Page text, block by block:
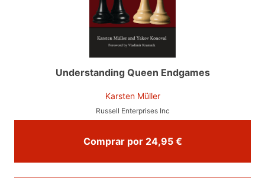
Understanding Queen Endgames
Karsten Müller
Russell Enterprises Inc
Comprar por 24,95 €